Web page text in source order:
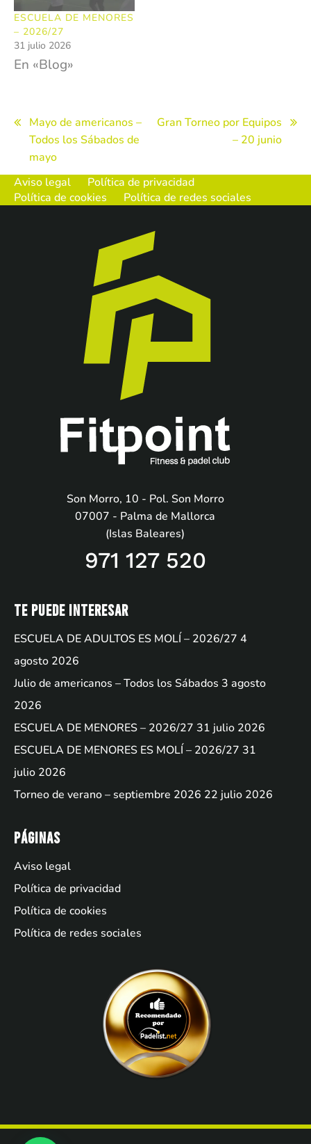
ESCUELA DE MENORES
– 2026/27
31 julio 2026
En «Blog»
Navegación
de
entradas
Mayo de americanos –
Todos los Sábados de
mayo
Gran Torneo por Equipos
– 20 junio
Aviso legal
Política de privacidad
Política de cookies
Política de redes sociales
Son Morro, 10 - Pol. Son Morro
07007 - Palma de Mallorca
(Islas Baleares)
971 127 520
Te puede interesar
ESCUELA DE ADULTOS ES MOLÍ – 2026/27 4
agosto 2026
Julio de americanos – Todos los Sábados 3 agosto
2026
ESCUELA DE MENORES – 2026/27 31 julio 2026
ESCUELA DE MENORES ES MOLÍ – 2026/27 31
julio 2026
Torneo de verano – septiembre 2026 22 julio 2026
Páginas
Aviso legal
Política de privacidad
Política de cookies
Política de redes sociales